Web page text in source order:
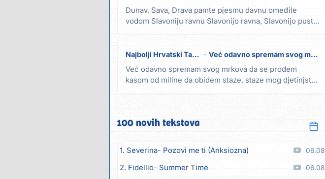
Dunav, Sava, Drava pamte pjesmu davnu omeđile
vodom Slavoniju ravnu Slavonijo ravna, Slavonijo pusta
Najbolji Hrvatski Tamburaši (Zlatni Dukati) Već odavno spremam svog mrkova
Već odavno spremam svog mrkova da se prođem
kasom od miline da obiđem staze, staze mog djetinjstva
100 novih tekstova
1. Severina Pozovi me ti (Anksiozna) 06.08
2. Fidellio Summer Time 06.08